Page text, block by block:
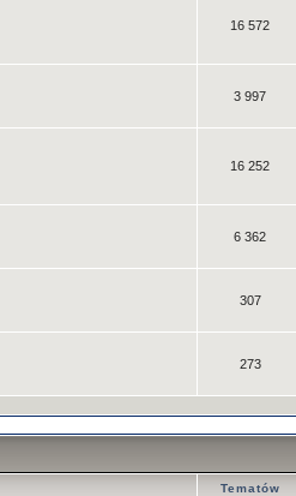
16 572
3 997
16 252
6 362
307
273
Tematów